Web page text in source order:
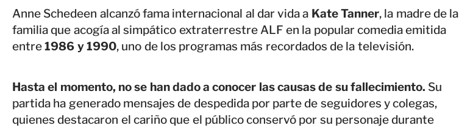
Anne Schedeen alcanzó fama internacional al dar vida a Kate Tanner, la madre de la
familia que acogía al simpático extraterrestre ALF en la popular comedia emitida
entre1986 y 1990, uno de los programas más recordados de la televisión.
Hasta el momento, no se han dado a conocer las causas de su fallecimiento. Su
partida ha generado mensajes de despedida por parte de seguidores y colegas,
quienes destacaron el cariño que el público conservó por su personaje durante